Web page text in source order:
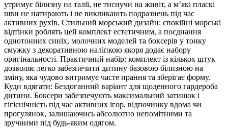
утримує білизну на талії, не тиснучи на живіт, а м’які пласкі
шви не натирають і не викликають подразнень під час
активних рухів. Стильний морський дизайн: спокійні морські
відтінки роблять цей комплект естетичним, а поєднання
однотонних синіх, молочних моделей та боксерів у тонку
смужку з декоративною наліпкою якоря додає набору
оригінальності. Практичний набір: комплект із кількох штук
дозволяє легко забезпечити дитину базовою білизною на
зміну, яка чудово витримує часте прання та зберігає форму.
Куди вдягати: Бездоганний варіант для щоденного гардероба
дитини. Боксери забезпечують максимальний затишок і
гігієнічність під час активних ігор, відпочинку вдома чи
прогулянок, залишаючись абсолютно непомітними та
зручними під будь-яким одягом.